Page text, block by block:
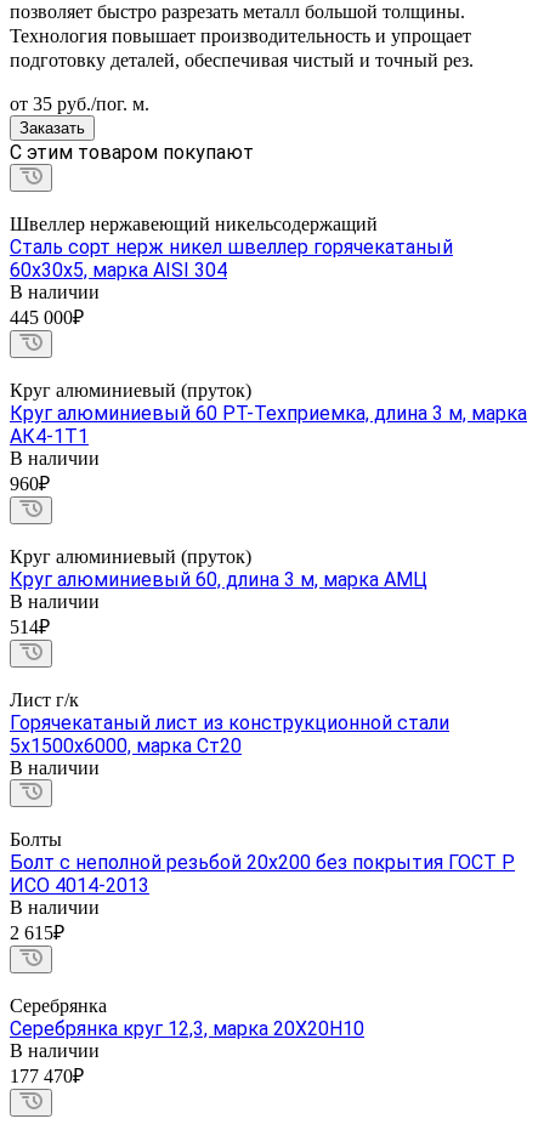
позволяет быстро разрезать металл большой толщины.
Технология повышает производительность и упрощает
подготовку деталей, обеспечивая чистый и точный рез.
от 35 руб./пог. м.
Заказать
C этим товаром покупают
Швеллер нержавеющий никельсодержащий
Сталь сорт нерж никел швеллер горячекатаный
60х30х5, марка AISI 304
В наличии
445 000₽
Круг алюминиевый (пруток)
Круг алюминиевый 60 РТ-Техприемка, длина 3 м, марка
АК4-1Т1
В наличии
960₽
Круг алюминиевый (пруток)
Круг алюминиевый 60, длина 3 м, марка АМЦ
В наличии
514₽
Лист г/к
Горячекатаный лист из конструкционной стали
5х1500х6000, марка Ст20
В наличии
Болты
Болт с неполной резьбой 20х200 без покрытия ГОСТ Р
ИСО 4014-2013
В наличии
2 615₽
Серебрянка
Серебрянка круг 12,3, марка 20Х20Н10
В наличии
177 470₽